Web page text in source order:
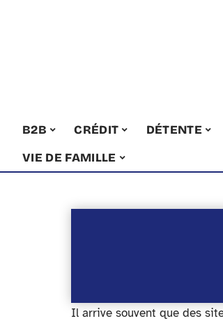
B2B CRÉDIT DÉTENTE
VIE DE FAMILLE
Il arrive souvent que des